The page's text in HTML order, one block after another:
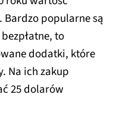
popularne są
to
dodatki, które
Na ich zakup
25 dolarów